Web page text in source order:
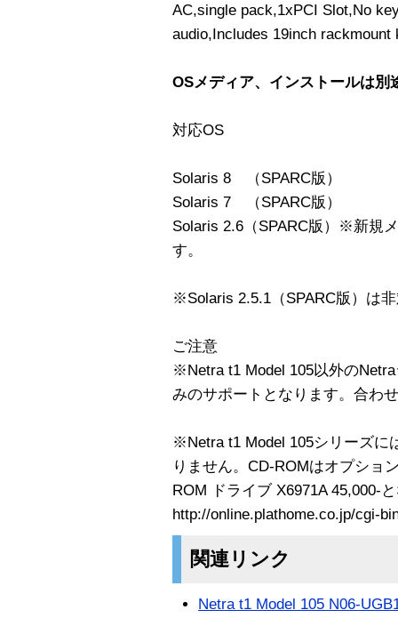
AC,single pack,1xPCI Slot,No
audio,Includes 19inch rackmount
OSメディア、インストールは別
対応OS
Solaris 8 （SPARC版）
Solaris 7 （SPARC版）
Solaris 2.6（SPARC版）※新規
す。
※Solaris 2.5.1（SPARC版）は
ご注意
※Netra t1 Model 105以外の
みのサポートとなります。合わ
※Netra t1 Model 105シリーズに
りません。CD-ROMはオプショ
ROM ドライブ X6971A 45,000-
http://online.plathome.co.jp/cgi-
関連リンク
Netra t1 Model 105 N06-